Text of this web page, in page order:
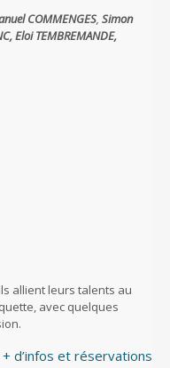
COMMENGES, Simon
Eloi TEMBREMANDE,
allient leurs talents au
avec quelques
+ d’infos et réservations